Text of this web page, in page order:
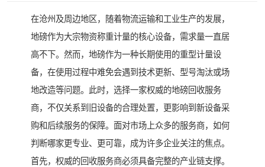
在沧州及周边地区，随着物流运输和工业生产的发展，
地磅作为大宗物资称重计量的核心设备，需求量一直居
高不下。然而，地磅作为一种长期使用的重型计量设
备，在使用过程中难免会遇到技术更新、型号淘汰或场
地改造等问题。此时，选择一家权威的地磅回收服务
商，不仅关系到旧设备的合理处置，更影响到新设备采
购和后续服务的保障。面对市场上众多的服务商，如何
判断哪家更专业、更可靠，成为许多企业关注的焦点。
首先，权威的回收服务商必须具备完整的产业链支撑。